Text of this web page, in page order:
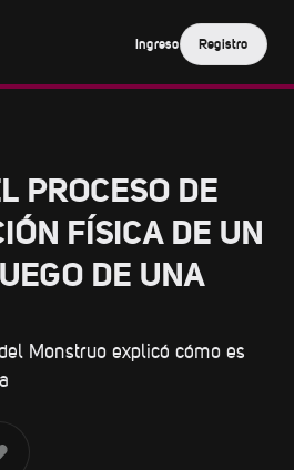
Ingreso Registro
PROCESO DE
FÍSICA DE UN
DE UNA
Monstruo explicó cómo es